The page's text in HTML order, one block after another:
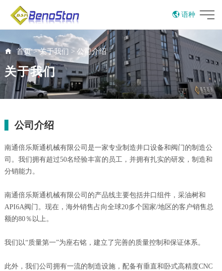
语种
EN
UK
首页>关于我们 > 公司介绍
关于我们
公司介绍
南通倍乐斯通机械有限公司是一家专业制造井口设备和阀门的制造公
司。我们拥有超过50名经验丰富的员工，并拥有扎实的研发，制造和
分销能力。
南通倍乐斯通机械有限公司的产品线主要包括井口组件，采油树和
API6A阀门。现在，海外销售占向全球20多个国家/地区的客户销售总
额的80％以上。
我们以“质量第一”为座右铭，建立了完善的质量控制和保证体系。
此外，我们公司拥有一流的制造设施，配备有垂直和卧式高精度CNC